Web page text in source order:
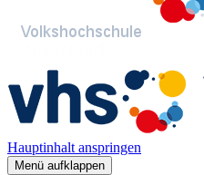
Hauptinhalt anspringen
Menü aufklappen